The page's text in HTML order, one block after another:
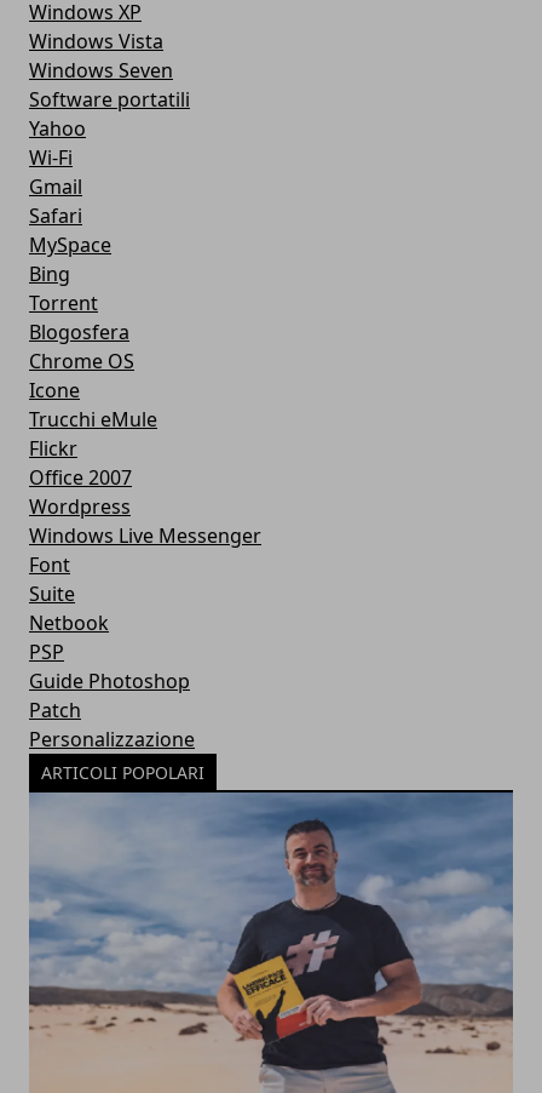
Windows XP
Windows Vista
Windows Seven
Software portatili
Yahoo
Wi-Fi
Gmail
Safari
MySpace
Bing
Torrent
Blogosfera
Chrome OS
Icone
Trucchi eMule
Flickr
Office 2007
Wordpress
Windows Live Messenger
Font
Suite
Netbook
PSP
Guide Photoshop
Patch
Personalizzazione
ARTICOLI POPOLARI